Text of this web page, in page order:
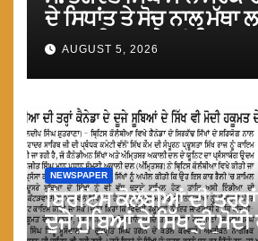
ਦੇ ਸਿਧਾਂਤ ਤੇ ਸੋਚ ਨਾਲ ਮੱਥਾ
ਗੁਸਤਾਖੀ ਨਾ ਕਰੇ ਤਾਂ ਬਿਹਤਰ
AUGUST 5, 2026
NEWSPAPER
ਬ੍ਰਿਟਿਸ ਕੋਲੰਬੀਆਂ ਦੀ
ਦੂਜੇ ਸੂਬਿਆਂ ਦੇ ਸਿੱਖ ਵੀ